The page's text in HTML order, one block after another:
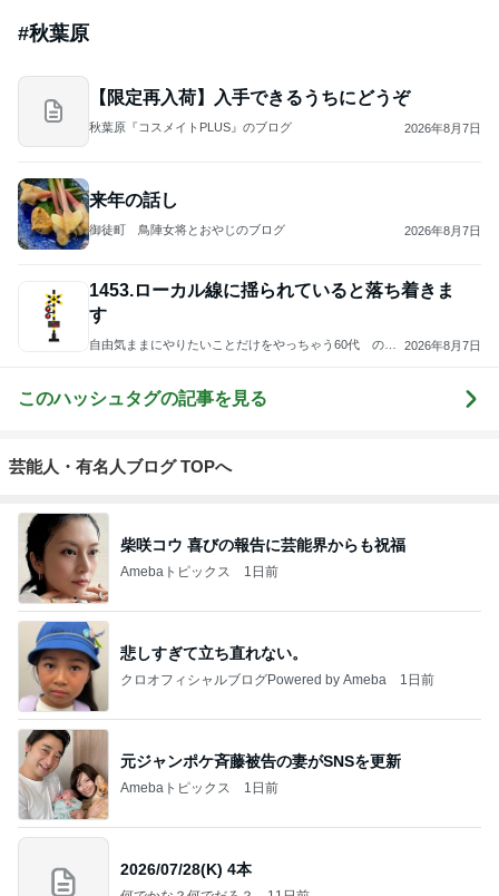
#秋葉原
【限定再入荷】入手できるうちにどうぞ
秋葉原『コスメイトPLUS』のブログ 2026年8月7日
来年の話し
御徒町 鳥陣女将とおやじのブログ 2026年8月7日
1453.ローカル線に揺られていると落ち着きま
す
自由気ままにやりたいことだけをやっちゃう60代 のブ
2026年8月7日
このハッシュタグの記事を見る
芸能人・有名人ブログ TOPへ
柴咲コウ 喜びの報告に芸能界からも祝福
Amebaトピックス 1日前
悲しすぎて立ち直れない。
クロオフィシャルブログPowered by Ameba 1日前
元ジャンポケ斉藤被告の妻がSNSを更新
Amebaトピックス 1日前
2026/07/28(K) 4本